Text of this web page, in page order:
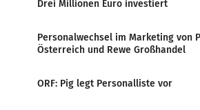
Drei Millionen Euro investiert
Personalwechsel im Marketing von
Österreich und Rewe Großhandel
ORF: Pig legt Personalliste vor